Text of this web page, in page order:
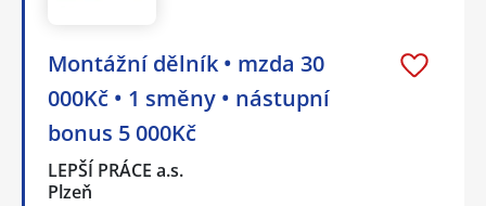
Montážní dělník • mzda 30
000Kč • 1 směny • nástupní
bonus 5 000Kč
LEPŠÍ PRÁCE a.s.
Plzeň